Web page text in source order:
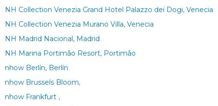
NH Collection Venezia Grand Hotel Palazzo dei Dogi, Venecia
NH Collection Venezia Murano Villa, Venecia
NH Madrid Nacional, Madrid
NH Marina Portimão Resort, Portimão
nhow Berlín, Berlín
nhow Brussels Bloom,
nhow Frankfurt ,